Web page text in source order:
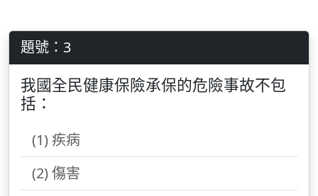
題號：3
我國全民健康保險承保的危險事故不包
括：
(1) 疾病
(2) 傷害